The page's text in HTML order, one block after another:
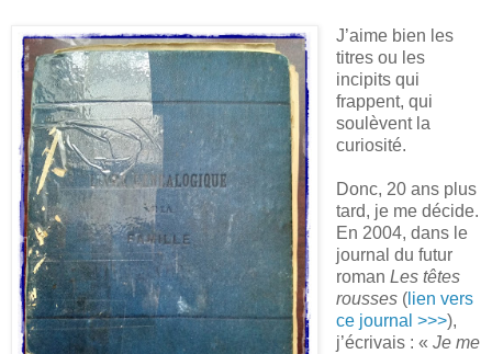
J’aime bien les
titres ou les
incipits qui
frappent, qui
soulèvent la
curiosité.
Donc, 20 ans plus
tard, je me décide.
En 2004, dans le
journal du futur
roman Les têtes
rousses(lien vers
ce journal >>>),
j’écrivais : « Je me